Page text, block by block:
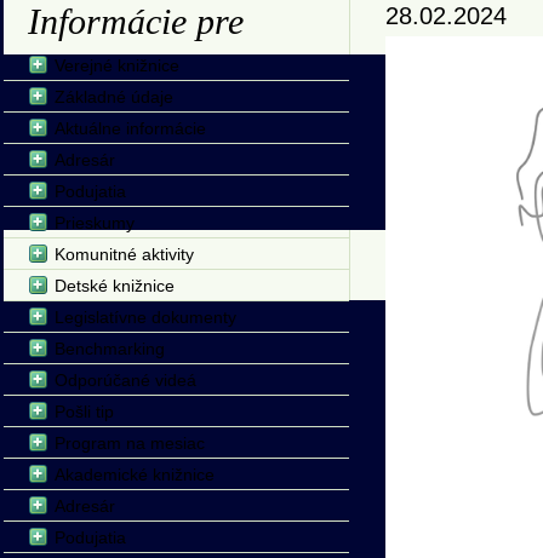
28.02.2024
Informácie pre
Verejné knižnice
Základné údaje
Aktuálne informácie
Adresár
Podujatia
Prieskumy
Komunitné aktivity
Detské knižnice
Legislatívne dokumenty
Benchmarking
Odporúčané videá
Pošli tip
Program na mesiac
Akademické knižnice
Adresár
Podujatia